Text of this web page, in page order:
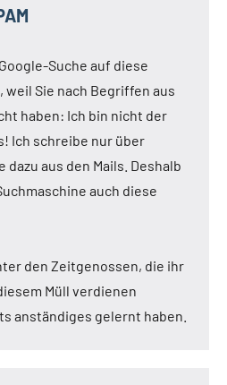
Suche auf diese
Sie nach Begriffen aus
haben: Ich bin nicht der
Ich schreibe nur über
aus den Mails. Deshalb
auch diese
den Zeitgenossen, die ihr
Müll verdienen
anständiges gelernt haben.